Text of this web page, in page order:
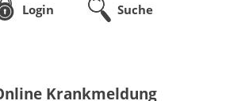
Login Suche
Krankmeldung